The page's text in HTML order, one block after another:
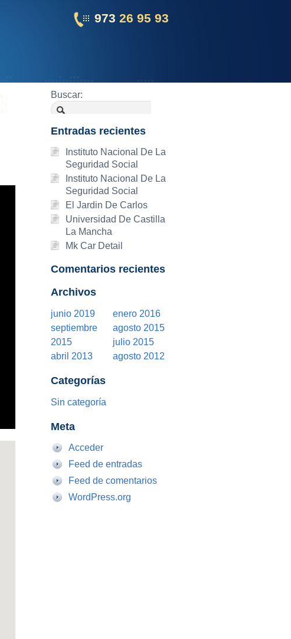
973 26 95 93
Buscar:
Entradas recientes
Instituto Nacional De La
Seguridad Social
Instituto Nacional De La
Seguridad Social
El Jardin De Carlos
Universidad De Castilla
La Mancha
Mk Car Detail
Comentarios recientes
Archivos
junio 2019
enero 2016
septiembre
2015
agosto 2015
julio 2015
abril 2013
agosto 2012
Categorías
Sin categoría
Meta
Acceder
Feed de entradas
Feed de comentarios
WordPress.org